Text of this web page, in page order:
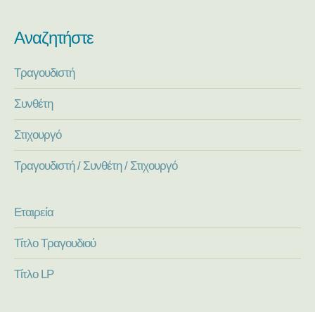
Αναζητήστε
Τραγουδιστή
Συνθέτη
Στιχουργό
Τραγουδιστή / Συνθέτη / Στιχουργό
Εταιρεία
Τίτλο Τραγουδιού
Τίτλο LP